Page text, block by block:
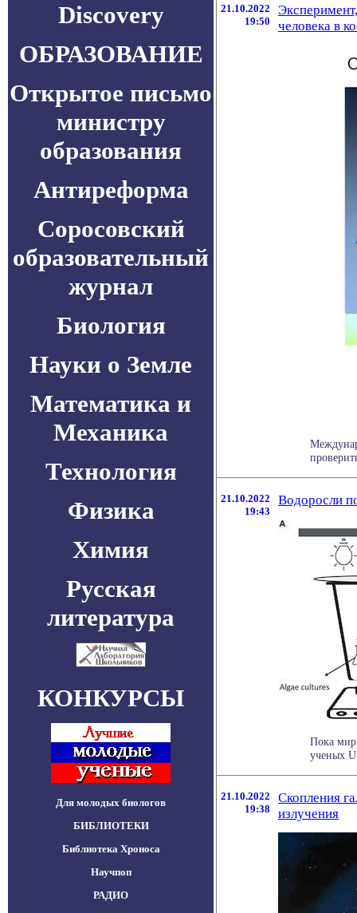
Discovery
ОБРАЗОВАНИЕ
Открытое письмо
министру
образования
Антиреформа
Соросовский
образовательный
журнал
Биология
Науки о Земле
Математика и
Механика
Технология
Физика
Химия
Русская
литература
КОНКУРСЫ
Для молодых биологов
БИБЛИОТЕКИ
Библиотека Хроноса
Научпоп
РАДИО
21.10.2022
19:50
человека в
21.10.2022
19:43
Водоросли
Пока мир
ученых
21.10.2022
19:38
Скопления
излучения